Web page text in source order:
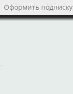
Оформить подписку